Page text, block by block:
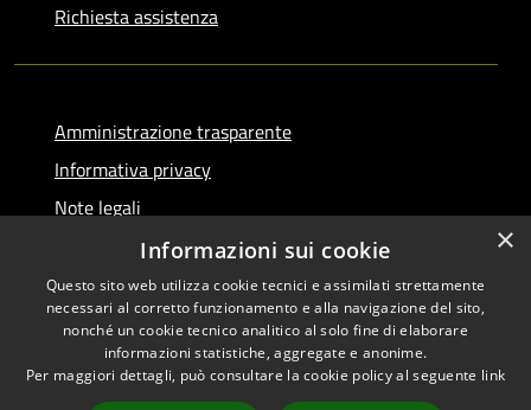
Richiesta assistenza
Amministrazione trasparente
Informativa privacy
Note legali
Dichiarazione di accessibilità
RSS
Accessibilità
Copyright © 2026 • Comune di
×
Informazioni sui cookie
Questo sito web utilizza cookie tecnici e assimilati strettamente
necessari al corretto funzionamento e alla navigazione del sito,
nonché un cookie tecnico analitico al solo fine di elaborare
informazioni statistiche, aggregate e anonime.
Per maggiori dettagli, può consultare la cookie policy al seguente link